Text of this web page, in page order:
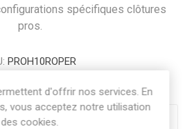
spécifiques clôtures
pros.
PROH10ROPER
d'offrir nos services. En
vous acceptez notre utilisation
des cookies.